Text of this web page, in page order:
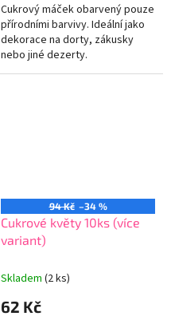
Cukrový máček obarvený pouze
přírodními barvivy. Ideální jako
dekorace na dorty, zákusky
nebo jiné dezerty.
94 Kč –34 %
Cukrové květy 10ks (více
variant)
Skladem (2 ks)
62 Kč